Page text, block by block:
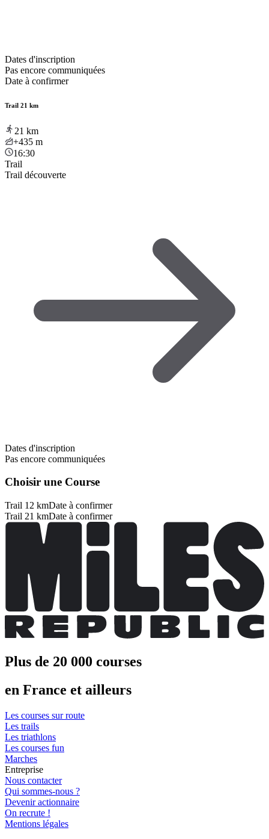
Dates d'inscription
Pas encore communiquées
Date à confirmer
Trail 21 km
21 km
+435 m
16:30
Trail
Trail découverte
Dates d'inscription
Pas encore communiquées
Choisir une Course
Trail 12 kmDate à confirmer
Trail 21 kmDate à confirmer
Plus de 20 000 courses
en France et ailleurs
Les courses sur route
Les trails
Les triathlons
Les courses fun
Marches
Entreprise
Nous contacter
Qui sommes-nous ?
Devenir actionnaire
On recrute !
Mentions légales